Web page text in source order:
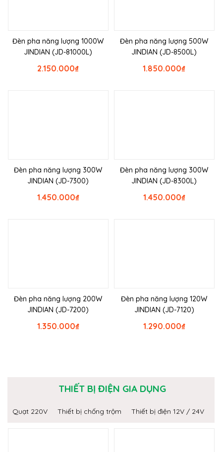
Đèn pha năng lượng 1000W
JINDIAN (JD-81000L)
₫
2.150.000
Đèn pha năng lượng 500W
JINDIAN (JD-8500L)
₫
1.850.000
Đèn pha năng lượng 300W
JINDIAN (JD-7300)
₫
1.450.000
Đèn pha năng lượng 300W
JINDIAN (JD-8300L)
₫
1.450.000
Đèn pha năng lượng 200W
JINDIAN (JD-7200)
₫
1.350.000
Đèn pha năng lượng 120W
JINDIAN (JD-7120)
₫
1.290.000
THIẾT BỊ ĐIỆN GIA DỤNG
Quạt 220V Thiết bị chống trộm Thiết bị điện 12V / 24V